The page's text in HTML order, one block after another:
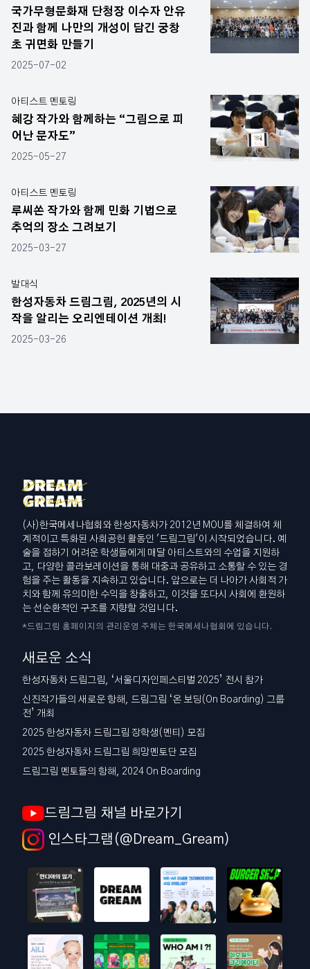
국가무형문화재 단청장 이수자 안유
진과 함께 나만의 개성이 담긴 궁창
초 귀면화 만들기
2025-07-02
아티스트 멘토링
혜강 작가와 함께하는 “그림으로 피
어난 문자도”
2025-05-27
아티스트 멘토링
루씨쏜 작가와 함께 민화 기법으로
추억의 장소 그려보기
2025-03-27
발대식
한성자동차 드림그림, 2025년의 시
작을 알리는 오리엔테이션 개최!
2025-03-26
(사)한국메세나협회와 한성자동차가 2012년 MOU를 체결하여 체
계적이고 특화된 사회공헌 활동인 '드림그림'이 시작되었습니다. 예
술을 접하기 어려운 학생들에게 매달 아티스트와의 수업을 지원하
고, 다양한 콜라보레이션을 통해 대중과 공유하고 소통할 수 있는 경
험을 주는 활동을 지속하고 있습니다. 앞으로는 더 나아가 사회적 가
치와 함께 유의미한 수익을 창출하고, 이것을 또다시 사회에 환원하
는 선순환적인 구조를 지향할 것입니다.
*드림그림 홈페이지의 관리운영 주체는 한국메세나협회에 있습니다.
새로운 소식
한성자동차 드림그림, ‘서울디자인페스티벌 2025’ 전시 참가
신진작가들의 새로운 항해, 드림그림 ‘온 보딩(On Boarding) 그룹
전’ 개최
2025 한성자동차 드림그림 장학생(멘티) 모집
2025 한성자동차 드림그림 희망멘토단 모집
드림그림 멘토들의 항해, 2024 On Boarding
드림그림 채널 바로가기
인스타그램(@Dream_Gream)